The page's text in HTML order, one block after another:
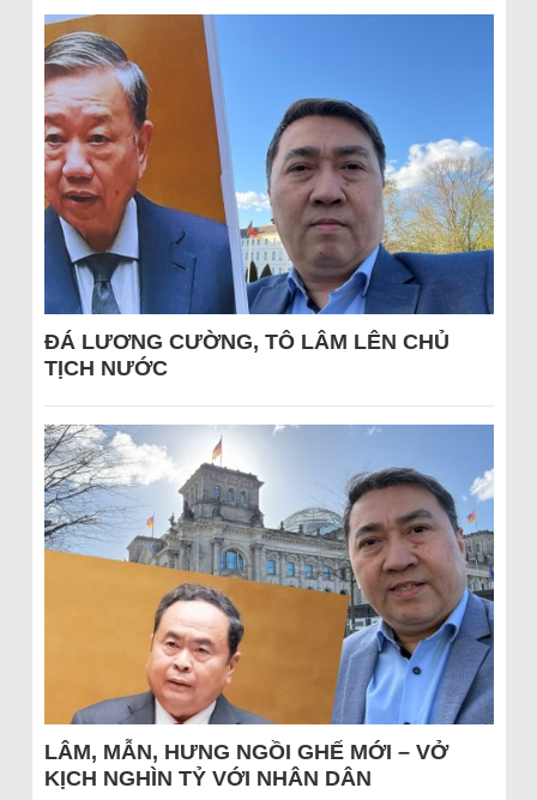
ĐÁ LƯƠNG CƯỜNG, TÔ LÂM LÊN CHỦ
TỊCH NƯỚC
LÂM, MẪN, HƯNG NGỒI GHẾ MỚI – VỞ
KỊCH NGHÌN TỶ VỚI NHÂN DÂN